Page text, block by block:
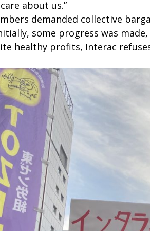
about us.”
demanded collective
some progress was
healthy profits, Interac